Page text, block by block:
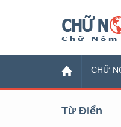
CHỮ
Từ Điển